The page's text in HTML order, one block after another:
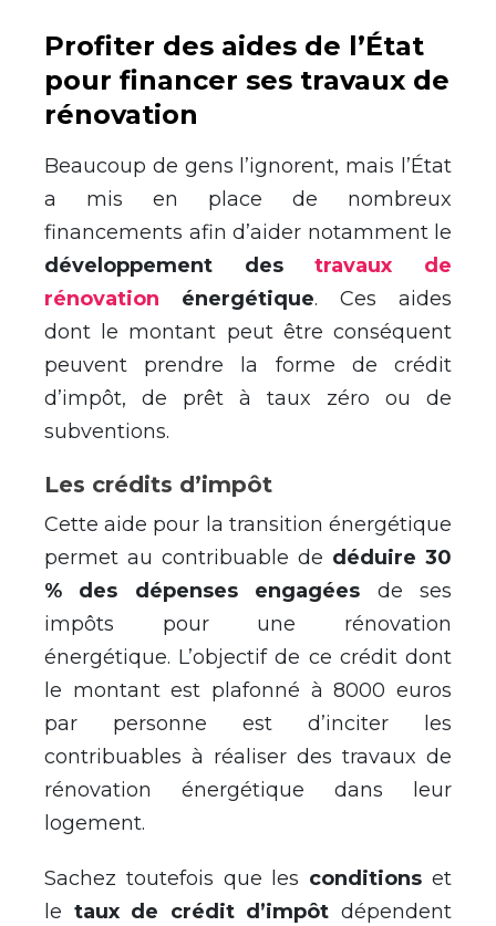
Profiter des aides de l’État
pour financer ses travaux de
rénovation
Beaucoup de gens l’ignorent, mais l’État
a mis en place de nombreux
financements afin d’aider notamment le
développement destravaux de
rénovation énergétique. Ces aides
dont le montant peut être conséquent
peuvent prendre la forme de crédit
d’impôt, de prêt à taux zéro ou de
subventions.
Les crédits d’impôt
Cette aide pour la transition énergétique
permet au contribuable de déduire 30
% des dépenses engagées de ses
impôts pour une rénovation
énergétique. L’objectif de ce crédit dont
le montant est plafonné à 8000 euros
par personne est d’inciter les
contribuables à réaliser des travaux de
rénovation énergétique dans leur
logement.
Sachez toutefois que les conditions et
le taux de crédit d’impôt dépendent